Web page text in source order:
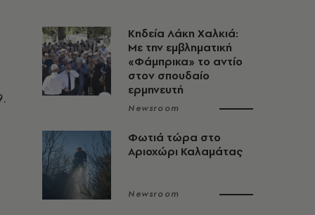
Κηδεία Λάκη Χαλκιά:
Με την εμβληματική
«Φάμπρικα» το αντίο
στον σπουδαίο
ερμηνευτή
Newsroom
Φωτιά τώρα στο
Αριοχώρι Καλαμάτας
Newsroom